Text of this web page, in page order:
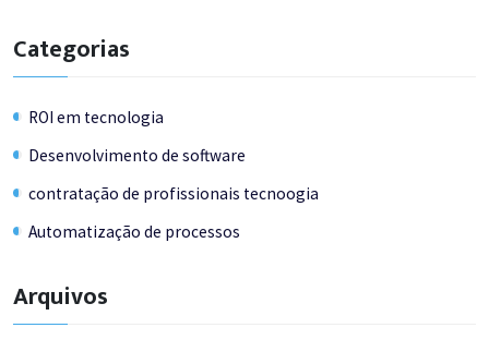
Categorias
ROI em tecnologia
Desenvolvimento de software
contratação de profissionais tecnoogia
Automatização de processos
Arquivos